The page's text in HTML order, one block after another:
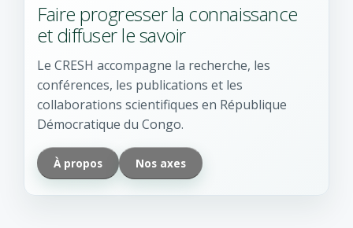
Faire progresser la connaissance
et diffuser le savoir
Le CRESH accompagne la recherche, les
conférences, les publications et les
collaborations scientifiques en République
Démocratique du Congo.
À propos Nos axes